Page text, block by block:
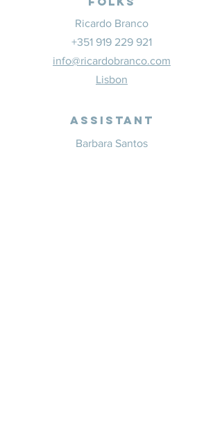
Ricardo Branco
+351 919 229 921
info@ricardobranco.com
Lisbon
Assistant
Barbara Santos